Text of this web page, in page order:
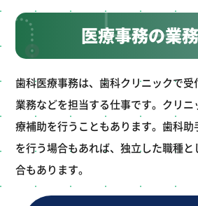
医療事務の業
歯科医療事務は、歯科クリニックで受
業務などを担当する仕事です。クリ
療補助を行うこともあります。歯科
を行う場合もあれば、独立した職種
合もあります。